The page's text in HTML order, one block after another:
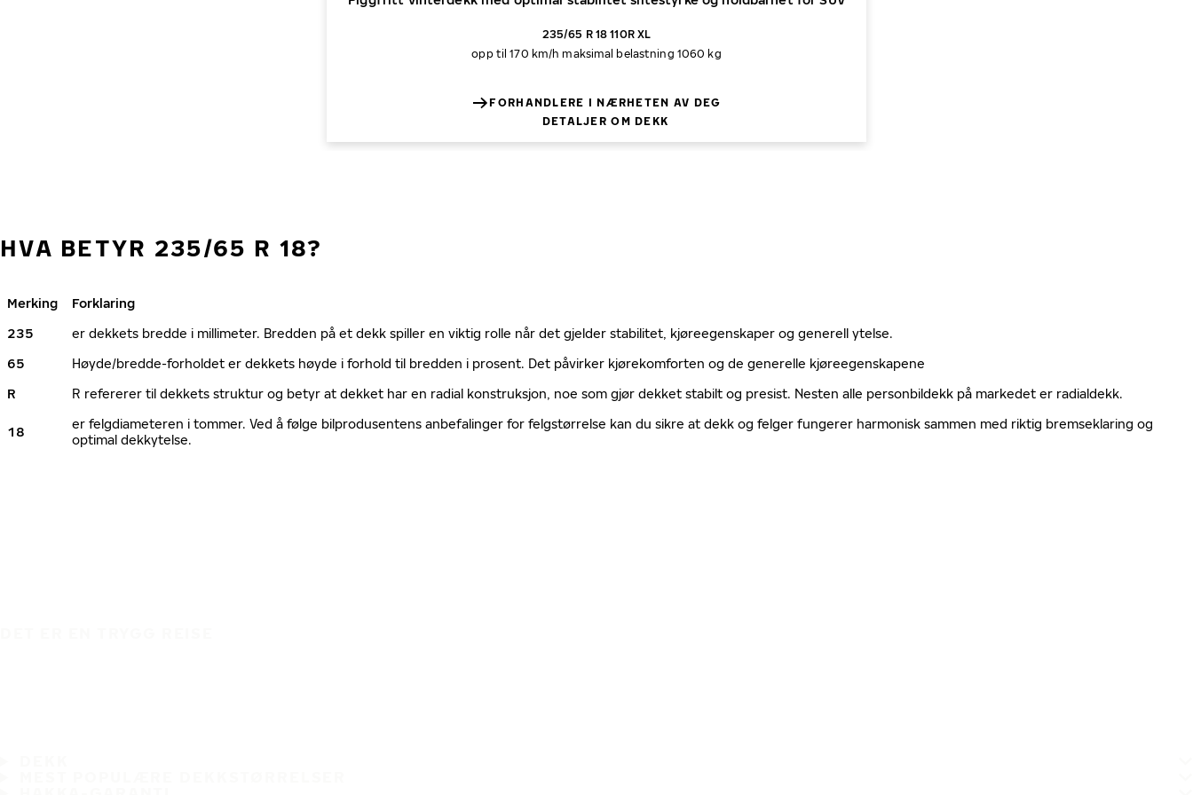
235/65 R 18 110R XL
opp til 170 km/h maksimal belastning 1060 kg
FORHANDLERE I NÆRHETEN AV DEG
DETALJER OM DEKK
HVA BETYR 235/65 R 18?
Merking
Forklaring
235
er dekkets bredde i millimeter. Bredden på et dekk spiller en viktig rolle når det gjelder stabilitet, kjøreegenskaper og generell ytelse.
65
Høyde/bredde-forholdet er dekkets høyde i forhold til bredden i prosent. Det påvirker kjørekomforten og de generelle kjøreegenskapene
R
R refererer til dekkets struktur og betyr at dekket har en radial konstruksjon, noe som gjør dekket stabilt og presist. Nesten alle personbildekk på markedet er radialdekk.
18
er felgdiameteren i tommer. Ved å følge bilprodusentens anbefalinger for felgstørrelse kan du sikre at dekk og felger fungerer harmonisk sammen med riktig bremseklaring og
optimal dekkytelse.